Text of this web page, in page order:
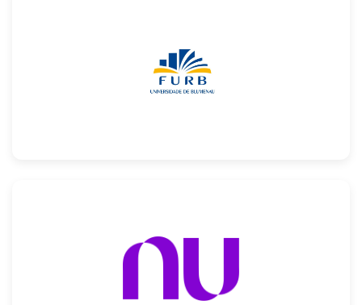
Confira
Confira